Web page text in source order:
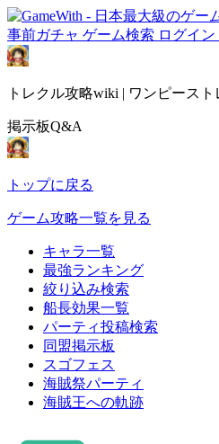
事前ガチャ ゲーム検索 ログイン
トレクル攻略wiki | ワンピース
掲示板Q&A
トップに戻る
ゲーム攻略一覧を見る
キャラ一覧
最強ランキング
絞り込み検索
船長効果一覧
パーティ投稿検索
同盟掲示板
スゴフェス
海賊祭パーティ
海賊王への軌跡